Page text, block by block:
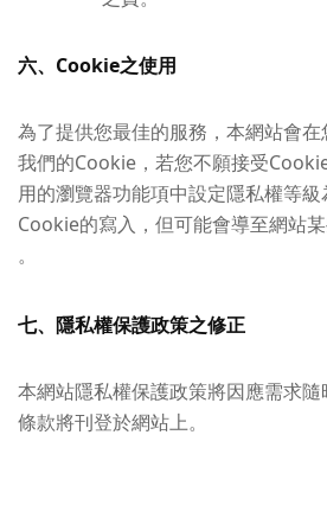
六、Cookie之使用
為了提供您最佳的服務，本網站會
我們的Cookie，若您不願接受
用的瀏覽器功能項中設定隱私權等
Cookie的寫入，但可能會導至網站
。
七、隱私權保護政策之修正
本網站隱私權保護政策將因應需求
條款將刊登於網站上。